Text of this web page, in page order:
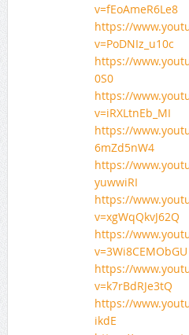
v=fEoAmeR6Le8
https://
v=PoDNIz_u10c
https://
0S0
https://
v=iRXLtnEb_MI
https://
6mZd5nW4
https://
yuwwiRI
https://
v=xgWqQkvJ62Q
https://
v=3Wi8CEMObGU
https://
v=k7rBdRJe3tQ
https://
ikdE